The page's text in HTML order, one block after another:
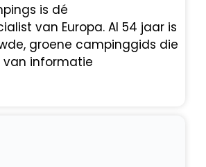
is dé
van Europa. Al 54 jaar is
groene campinggids die
van informatie